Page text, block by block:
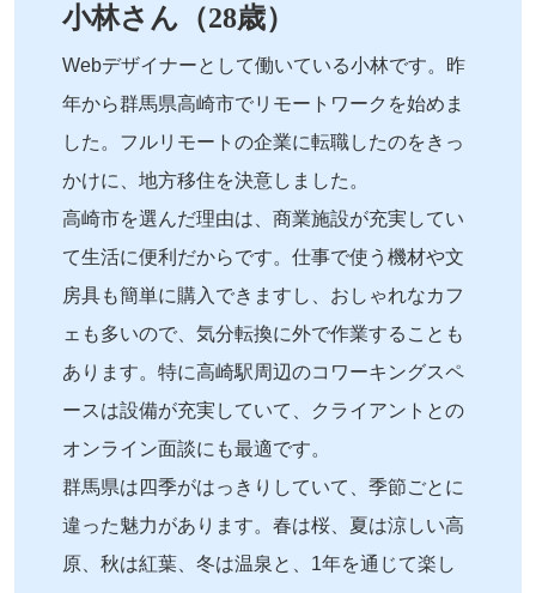
小林さん（28歳）
Webデザイナーとして働いている小林です。昨
年から群馬県高崎市でリモートワークを始めま
した。フルリモートの企業に転職したのをきっ
かけに、地方移住を決意しました。
高崎市を選んだ理由は、商業施設が充実してい
て生活に便利だからです。仕事で使う機材や文
房具も簡単に購入できますし、おしゃれなカフ
ェも多いので、気分転換に外で作業することも
あります。特に高崎駅周辺のコワーキングスペ
ースは設備が充実していて、クライアントとの
オンライン面談にも最適です。
群馬県は四季がはっきりしていて、季節ごとに
違った魅力があります。春は桜、夏は涼しい高
原、秋は紅葉、冬は温泉と、1年を通じて楽し